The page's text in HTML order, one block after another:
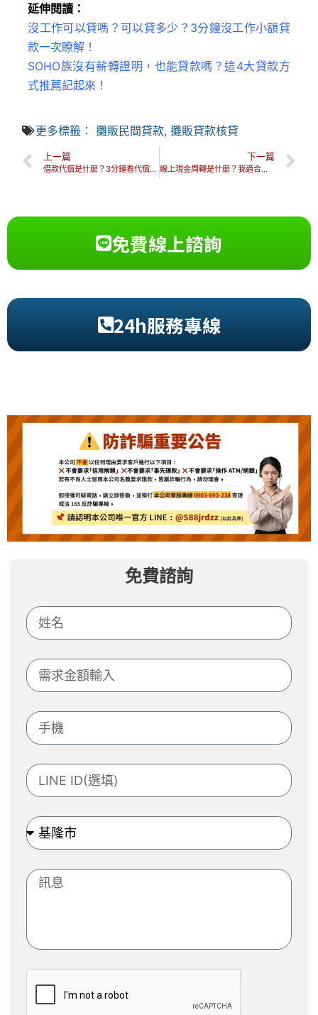
延伸閱讀：
沒工作可以貸嗎？可以貸多少？3分鐘沒工作小額貸
款一次瞭解！
SOHO族沒有薪轉證明，也能貸款嗎？這4大貸款方
式推薦記起來！
更多標籤： 攤販民間貸款,攤販貸款核貸
上一篇
借款代償是什麼？3分鐘看代償申請、流程、管道及優缺點一次看！
下一篇
線上現金周轉是什麼？我適合辦？線上現金周轉優勢一次看！
免費線上諮詢
24h服務專線
免費諮詢